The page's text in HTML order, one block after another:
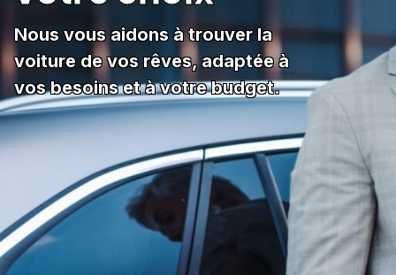
Nous vous aidons à trouver la
voiture de vos rêves, adaptée à
vos besoins et à votre budget.